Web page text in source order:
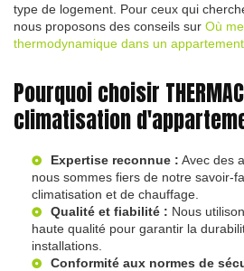
type de logement. Pour ceux qui
nous proposons des conseils sur Où
thermodynamique dans un
Pourquoi choisir
climatisation
Expertise reconnue : Avec des
nous sommes fiers de notre savoir-
climatisation et de chauffage.
Qualité et fiabilité : Nous
haute qualité pour garantir la
installations.
Conformité aux normes de